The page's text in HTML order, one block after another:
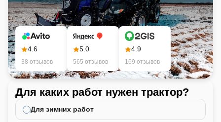
4.6
38 отзывов
5.0
565 отзывов
4.9
169 отзывов
Для каких работ нужен трактор?
Для зимних работ